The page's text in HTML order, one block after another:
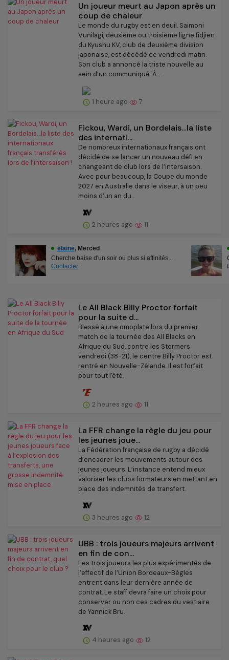
Un joueur meurt au Japon après un
coup de chaleur
Le monde du rugby est en deuil. Saimoni
Vunilagi, deuxième ou troisième ligne fidjien
du Kyushu KV, club de deuxième division
japonaise, est décédé ce vendredi matin.
Son club a annoncé la triste nouvelle au
sein d’un communiqué. À...
1 heure ago 7
Fickou, Wardi, un Bordelais…la liste
des internati...
De nombreux internationaux français ont
décidé de se lancer un nouveau défi en
changeant de club lors de l’intersaison.
Avec pour beaucoup, la Coupe du monde
2027 en Australie dans le viseur, à un peu
moins d’un an du...
2 heures ago 11
Le All Black Billy Proctor forfait
pour la suite d...
Blessé à une omoplate lors du premier
match de la tournée des All Blacks en
Afrique du Sud, contre les Stormers
vendredi (38-21), le centre Billy Proctor est
rentré en Nouvelle-Zélande. Il est forfait
pour tout l'été.
2 heures ago 11
La FFR change la règle du jeu pour
les jeunes joue...
La Fédération française de rugby a décidé
d’encadrer les mouvements autour des
jeunes joueurs. L’instance entend mieux
valoriser les clubs formateurs en mettant en
place des indemnités de transfert.
3 heures ago 12
UBB : trois joueurs majeurs arrivent
en fin de con...
Les trois joueurs les plus expérimentés de
l’effectif de l’Union Bordeaux-Bègles
entrent dans leur dernière année de
contrat. Le staff devra faire un choix pour
conserver ou non ces cadres du vestiaire
de Yannick Bru.
4 heures ago 12